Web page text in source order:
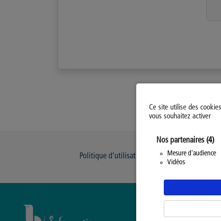
Ce site utilise des
vous souhaitez activer
Nos partenaires (4)
Mesure d'audience
Vidéos
Politique d’utilisation des Cookies